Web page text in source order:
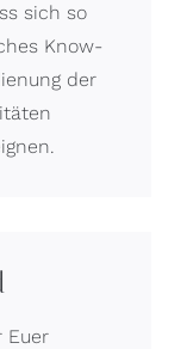
sich so
Know-
der
Euer